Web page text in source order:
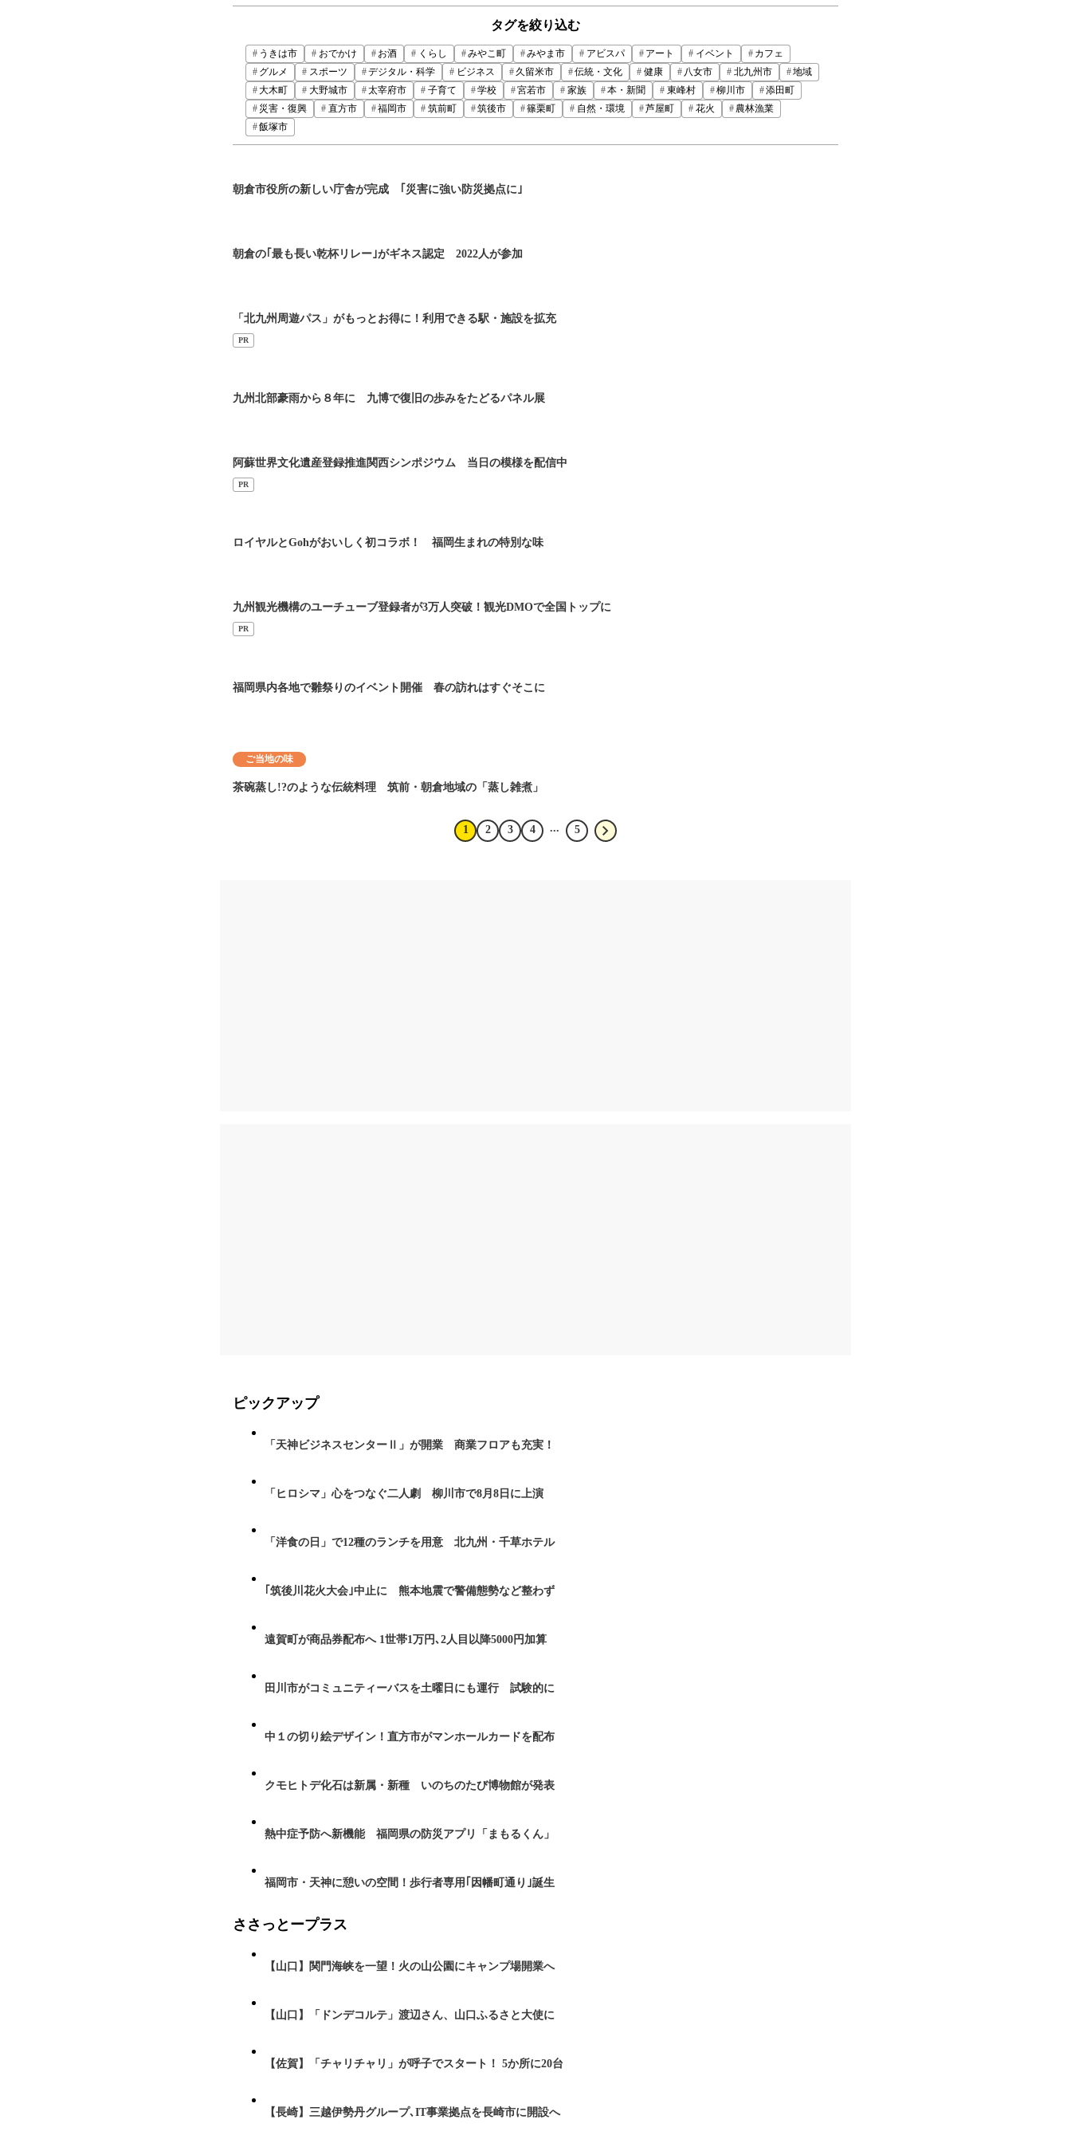
タグを絞り込む
うきは市 おでかけ お酒 くらし みやこ町 みやま市 アビスパ アート イベント
カフェ
グルメ
スポーツ デジタル・科学 ビジネス 久留米市 伝統・文化 健康 八女市 北九州市
地域
大木町
大野城市 太宰府市 子育て 学校 宮若市 家族 本・新聞 東峰村 柳川市
添田町
災害・復興
直方市 福岡市 筑前町 筑後市 篠栗町 自然・環境 芦屋町 花火
農林漁業
飯塚市
朝倉市役所の新しい庁舎が完成 ｢災害に強い防災拠点に｣
朝倉の｢最も長い乾杯リレー｣がギネス認定 2022人が参加
「北九州周遊パス」がもっとお得に！利用できる駅・施設を拡充
PR
九州北部豪雨から８年に 九博で復旧の歩みをたどるパネル展
阿蘇世界文化遺産登録推進関西シンポジウム 当日の模様を配信中
PR
ロイヤルとGohがおいしく初コラボ！ 福岡生まれの特別な味
九州観光機構のユーチューブ登録者が3万人突破！観光DMOで全国トップに
PR
福岡県内各地で雛祭りのイベント開催 春の訪れはすぐそこに
ご当地の味
茶碗蒸し!?のような伝統料理 筑前・朝倉地域の「蒸し雑煮」
1 2 3 4 ... 5
ピックアップ
「天神ビジネスセンターⅡ」が開業 商業フロアも充実！
「ヒロシマ」心をつなぐ二人劇 柳川市で8月8日に上演
「洋食の日」で12種のランチを用意 北九州・千草ホテル
｢筑後川花火大会｣中止に 熊本地震で警備態勢など整わず
遠賀町が商品券配布へ 1世帯1万円､2人目以降5000円加算
田川市がコミュニティーバスを土曜日にも運行 試験的に
中１の切り絵デザイン！直方市がマンホールカードを配布
クモヒトデ化石は新属・新種 いのちのたび博物館が発表
熱中症予防へ新機能 福岡県の防災アプリ「まもるくん」
福岡市・天神に憩いの空間！歩行者専用｢因幡町通り｣誕生
ささっとープラス
【山口】関門海峡を一望！火の山公園にキャンプ場開業へ
【山口】「ドンデコルテ」渡辺さん、山口ふるさと大使に
【佐賀】「チャリチャリ」が呼子でスタート！ 5か所に20台
【長崎】三越伊勢丹グループ､IT事業拠点を長崎市に開設へ